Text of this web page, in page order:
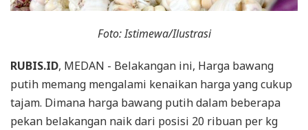
Foto: Istimewa/Ilustrasi
RUBIS.ID, MEDAN - Belakangan ini, Harga bawang
putih memang mengalami kenaikan harga yang cukup
tajam. Dimana harga bawang putih dalam beberapa
pekan belakangan naik dari posisi 20 ribuan per kg